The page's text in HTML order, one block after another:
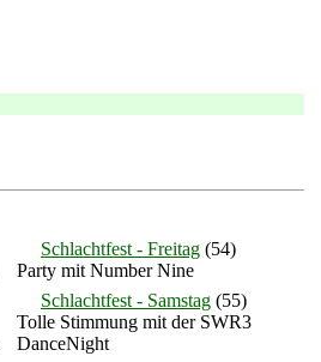
Schlachtfest - Freitag (54)
Party mit Number Nine
Schlachtfest - Samstag (55)
Tolle Stimmung mit der SWR3
DanceNight